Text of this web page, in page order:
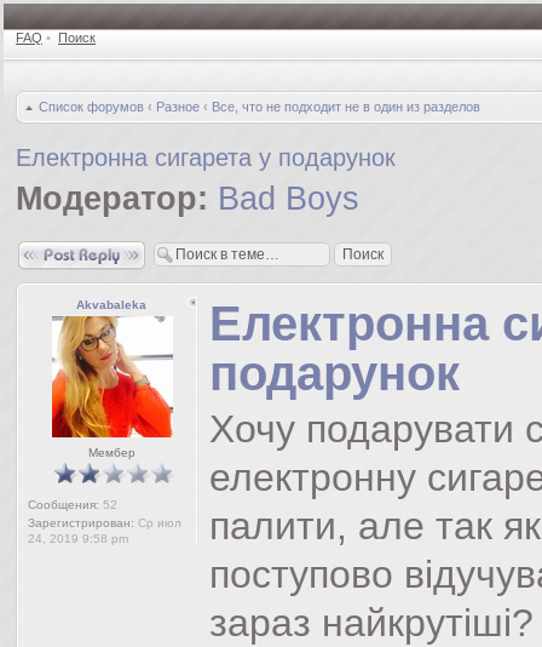
FAQ • Поиск
Список форумов ‹ Разное ‹ Все, что не подходит не в один из разделов
Електронна сигарета у подарунок
Модератор: Bad Boys
Ответить
Akvabaleka
Мембер
Сообщения: 52
Зарегистрирован: Ср июл
24, 2019 9:58 pm
Електронна
подарунок
Хочу подарувати
електронну
палити, але так
поступово
зараз найкрутіші?